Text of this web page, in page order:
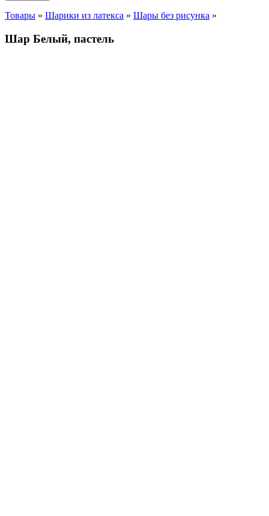
Товары » Шарики из латекса » Шары без рисунка »
Шар Белый, пастель